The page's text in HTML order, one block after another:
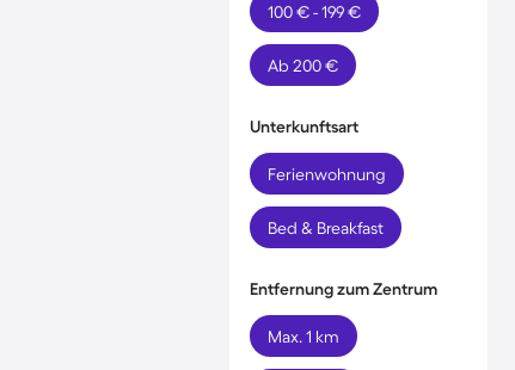
100 € - 199 €
Ab 200 €
Unterkunftsart
Ferienwohnung
Bed & Breakfast
Entfernung zum Zentrum
Max. 1 km